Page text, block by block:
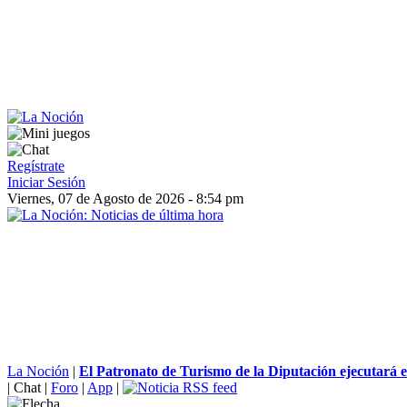
Regístrate
Iniciar Sesión
Viernes, 07 de Agosto de 2026 - 8:54 pm
La Noción | El Patronato de Turismo de la Diputación ejecutará
| Chat | Foro | App |